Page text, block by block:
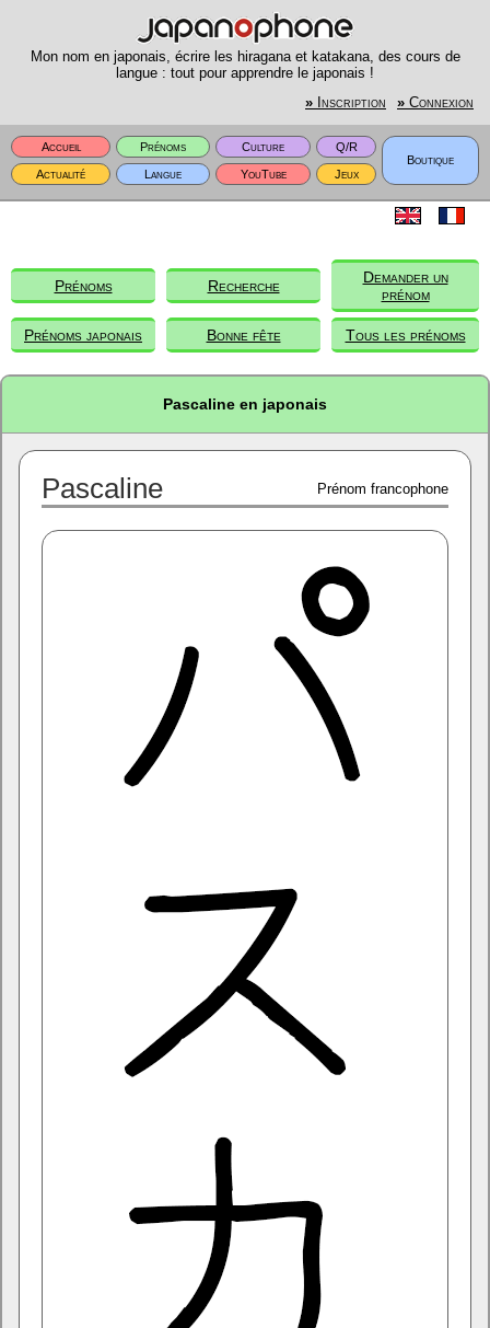
Mon nom en japonais, écrire les hiragana et katakana, des cours de
langue : tout pour apprendre le japonais !
» Inscription » Connexion
Accueil Prénoms Culture
Q/R
Boutique
Actualité
Langue YouTube Jeux
Prénoms Recherche
Demander un
prénom
Prénoms japonais Bonne fête Tous les prénoms
Pascaline en japonais
Pascaline Prénom francophone